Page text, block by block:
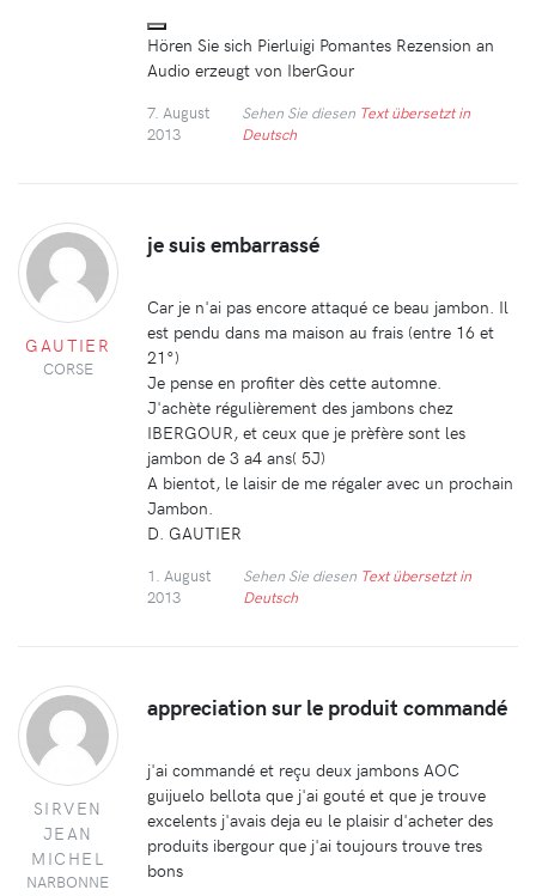
Hören Sie sich Pierluigi Pomantes Rezension an
Audio erzeugt von IberGour
7. August
2013
Sehen Sie diesen Text übersetzt in
Deutsch
GAUTIER
CORSE
je suis embarrassé
Car je n'ai pas encore attaqué ce beau jambon. Il
est pendu dans ma maison au frais (entre 16 et
21°)
Je pense en profiter dès cette automne.
J'achète régulièrement des jambons chez
IBERGOUR, et ceux que je prèfère sont les
jambon de 3 a4 ans( 5J)
A bientot, le laisir de me régaler avec un prochain
Jambon.
D. GAUTIER
1. August
2013
Sehen Sie diesen Text übersetzt in
Deutsch
SIRVEN
JEAN
MICHEL
NARBONNE
appreciation sur le produit commandé
j'ai commandé et reçu deux jambons AOC
guijuelo bellota que j'ai gouté et que je trouve
excelents j'avais deja eu le plaisir d'acheter des
produits ibergour que j'ai toujours trouve tres
bons